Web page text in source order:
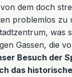
dem doch
problemlos
was
Gassen, die
Besuch der
das